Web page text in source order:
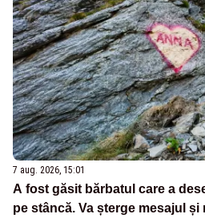
7 aug. 2026, 15:01
A fost găsit bărbatul care a
pe stâncă. Va șterge mesajul